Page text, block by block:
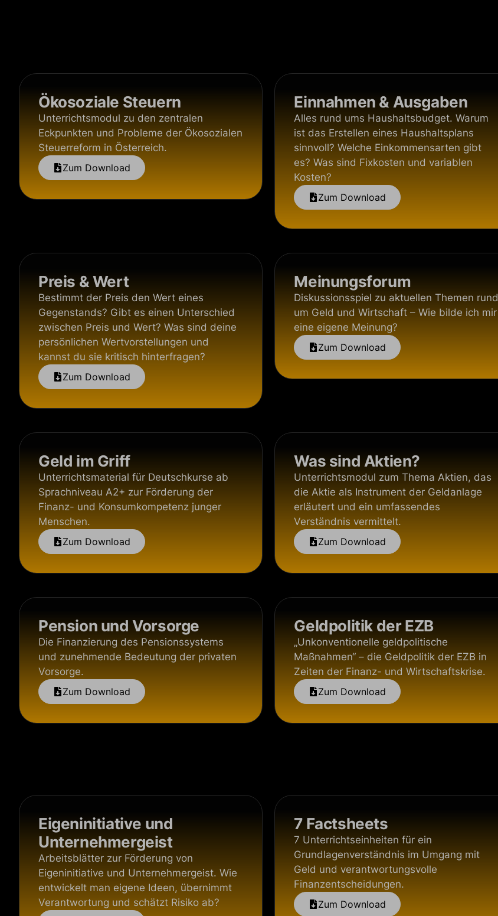
Ökosoziale Steuern
Unterrichtsmodul zu den zentralen
Eckpunkten und Probleme der Ökosozialen
Steuerreform in Österreich.
Zum Download
Einnahmen & Ausgaben
Alles rund ums Haushaltsbudget. Warum
ist das Erstellen eines Haushaltsplans
sinnvoll? Welche Einkommensarten gibt
es? Was sind Fixkosten und variablen
Kosten?
Zum Download
Preis & Wert
Bestimmt der Preis den Wert eines
Gegenstands? Gibt es einen Unterschied
zwischen Preis und Wert? Was sind deine
persönlichen Wertvorstellungen und
kannst du sie kritisch hinterfragen?
Zum Download
Meinungsforum
Diskussionsspiel zu aktuellen Themen rund
um Geld und Wirtschaft – Wie bilde ich mir
eine eigene Meinung?
Zum Download
Geld im Griff
Unterrichtsmaterial für Deutschkurse ab
Sprachniveau A2+ zur Förderung der
Finanz- und Konsumkompetenz junger
Menschen.
Zum Download
Was sind Aktien?
Unterrichtsmodul zum Thema Aktien, das
die Aktie als Instrument der Geldanlage
erläutert und ein umfassendes
Verständnis vermittelt.
Zum Download
Pension und Vorsorge
Die Finanzierung des Pensionssystems
und zunehmende Bedeutung der privaten
Vorsorge.
Zum Download
Geldpolitik der EZB
„Unkonventionelle geldpolitische
Maßnahmen“ – die Geldpolitik der EZB in
Zeiten der Finanz- und Wirtschaftskrise.
Zum Download
Eigeninitiative und
Unternehmergeist
Arbeitsblätter zur Förderung von
Eigeninitiative und Unternehmergeist. Wie
entwickelt man eigene Ideen, übernimmt
Verantwortung und schätzt Risiko ab?
7 Factsheets
7 Unterrichtseinheiten für ein
Grundlagenverständnis im Umgang mit
Geld und verantwortungsvolle
Finanzentscheidungen.
Zum Download